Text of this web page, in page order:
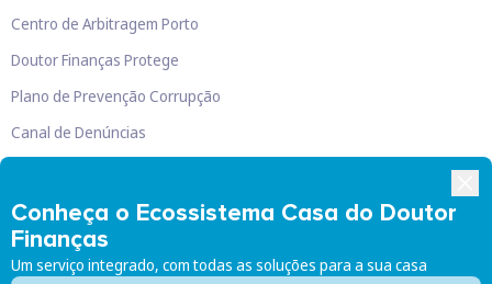
Conheça o Ecossistema Casa do Doutor
Finanças
Um serviço integrado, com todas as soluções para a sua casa
Centro de Arbitragem Porto
Doutor Finanças Protege
Plano de Prevenção Corrupção
Canal de Denúncias